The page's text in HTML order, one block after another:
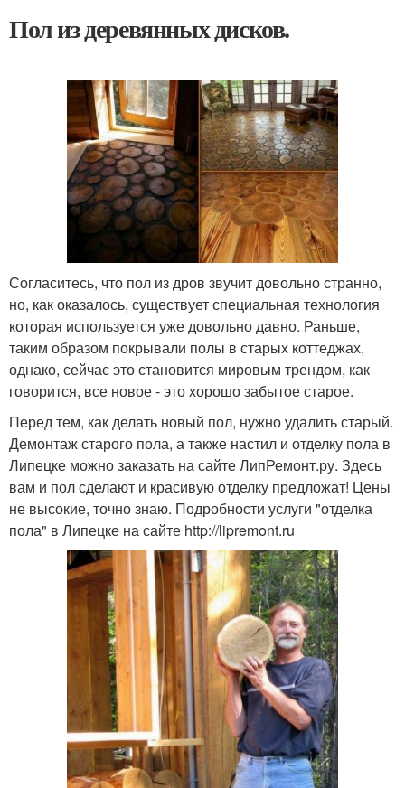
Пол из деревянных дисков.
Согласитесь, что пол из дров звучит довольно странно,
но, как оказалось, существует специальная технология
которая используется уже довольно давно. Раньше,
таким образом покрывали полы в старых коттеджах,
однако, сейчас это становится мировым трендом, как
говорится, все новое - это хорошо забытое старое.
Перед тем, как делать новый пол, нужно удалить старый.
Демонтаж старого пола, а также настил и отделку пола в
Липецке можно заказать на сайте ЛипРемонт.ру. Здесь
вам и пол сделают и красивую отделку предложат! Цены
не высокие, точно знаю. Подробности услуги "отделка
пола" в Липецке на сайте http://lipremont.ru